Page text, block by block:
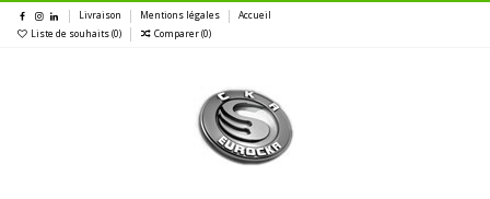
Livraison Mentions légales
Accueil
Liste de souhaits (0) Comparer (0)